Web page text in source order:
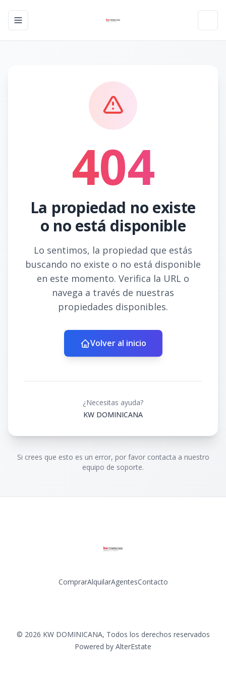
Toggle navigation menu
404
La propiedad no existe
o no está disponible
Lo sentimos, la propiedad que estás
buscando no existe o no está disponible
en este momento. Verifica la URL o
navega a través de nuestras
propiedades disponibles.
Volver al inicio
¿Necesitas ayuda?
KW DOMINICANA
Si crees que esto es un error, por favor contacta a nuestro
equipo de soporte.
ComprarAlquilarAgentesContacto
© 2026 KW DOMINICANA, Todos los derechos reservados
Powered by AlterEstate